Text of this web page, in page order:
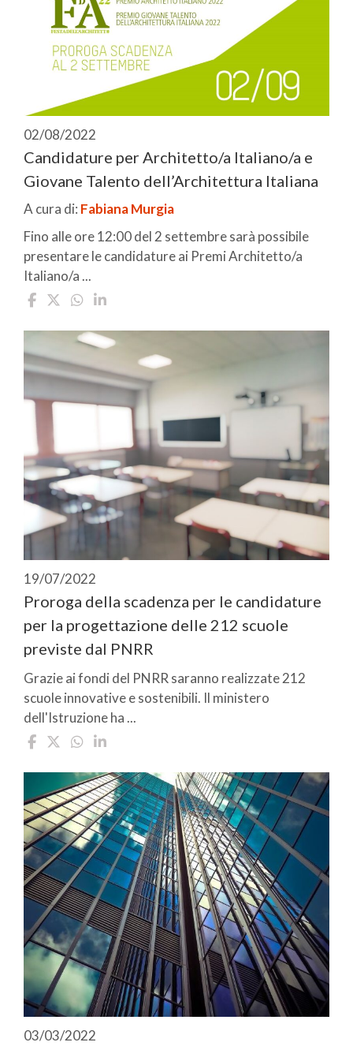
02/08/2022
Candidature per Architetto/a Italiano/a e
Giovane Talento dell’Architettura Italiana
A cura di: Fabiana Murgia
Fino alle ore 12:00 del 2 settembre sarà possibile
presentare le candidature ai Premi Architetto/a
Italiano/a ...
19/07/2022
Proroga della scadenza per le candidature
per la progettazione delle 212 scuole
previste dal PNRR
Grazie ai fondi del PNRR saranno realizzate 212
scuole innovative e sostenibili. Il ministero
dell'Istruzione ha ...
03/03/2022